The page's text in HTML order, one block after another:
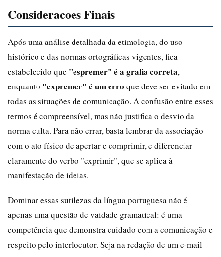
Consideracoes Finais
Após uma análise detalhada da etimologia, do uso
histórico e das normas ortográficas vigentes, fica
estabelecido que "espremer" é a grafia correta,
enquanto "expremer" é um erro que deve ser evitado em
todas as situações de comunicação. A confusão entre esses
termos é compreensível, mas não justifica o desvio da
norma culta. Para não errar, basta lembrar da associação
com o ato físico de apertar e comprimir, e diferenciar
claramente do verbo "exprimir", que se aplica à
manifestação de ideias.
Dominar essas sutilezas da língua portuguesa não é
apenas uma questão de vaidade gramatical: é uma
competência que demonstra cuidado com a comunicação e
respeito pelo interlocutor. Seja na redação de um e-mail